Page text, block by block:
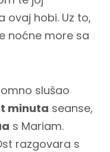
ovaj hobi. Uz to,
noćne more sa
slušao
minuta seanse,
s Mariam.
razgovara s